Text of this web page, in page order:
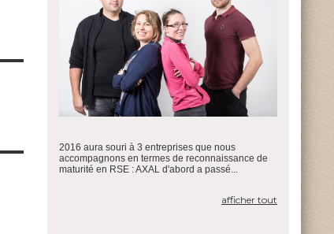
2016 aura souri à 3 entreprises que nous
accompagnons en termes de reconnaissance de
maturité en RSE : AXAL d'abord a passé...
afficher tout